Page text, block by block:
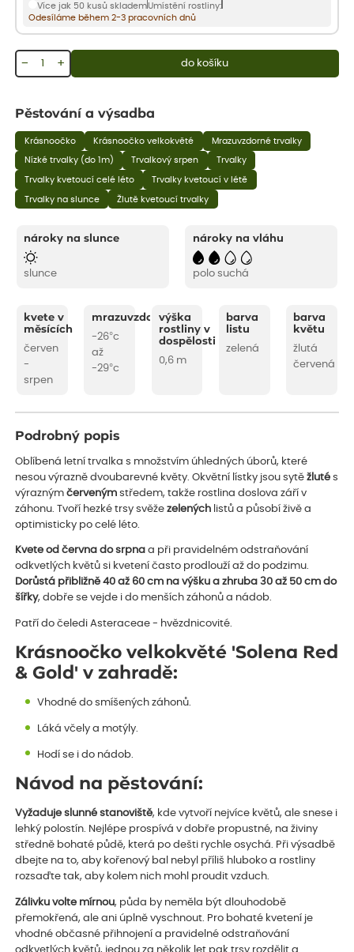
Více jak 50 kusů sklademUmístění rostliny:
Odesíláme během 2-3 pracovních dnů
+
− do košíku
Pěstování a výsadba
Krásnoočko Krásnoočko velkokvěté Mrazuvzdorné trvalky
Nízké trvalky (do 1m) Trvalkový srpen Trvalky
Trvalky kvetoucí celé léto Trvalky kvetoucí v létě
Trvalky na slunce Žlutě kvetoucí trvalky
nároky na slunce
slunce
nároky na vláhu
polo suchá
kvete v
měsících
červen
-
srpen
mrazuvzdornost
-26°c
až
-29°c
výška
rostliny v
dospělosti
0,6 m
barva
listu
zelená
barva
květu
žlutá
červená
Podrobný popis
Oblíbená letní trvalka s množstvím úhledných úborů, které
nesou výrazně dvoubarevné květy. Okvětní lístky jsou sytěžluté s
výraznýmčerveným středem, takže rostlina doslova září v
záhonu. Tvoří hezké trsy svěžezelených listů a působí živě a
optimisticky po celé léto.
Kvete od června do srpna a při pravidelném odstraňování
odkvetlých květů si kvetení často prodlouží až do podzimu.
Dorůstá přibližně 40 až 60 cm na výšku a zhruba 30 až 50 cm do
šířky, dobře se vejde i do menších záhonů a nádob.
Patří do čeledi Asteraceae - hvězdnicovité.
Krásnoočko velkokvěté 'Solena Red
& Gold' v zahradě:
Vhodné do smíšených záhonů.
Láká včely a motýly.
Hodí se i do nádob.
Návod na pěstování:
Vyžaduje slunné stanoviště, kde vytvoří nejvíce květů, ale snese i
lehký polostín. Nejlépe prospívá v dobře propustné, na živiny
středně bohaté půdě, která po dešti rychle osychá. Při výsadbě
dbejte na to, aby kořenový bal nebyl příliš hluboko a rostliny
rozsaďte tak, aby kolem nich mohl proudit vzduch.
Zálivku volte mírnou, půda by neměla být dlouhodobě
přemokřená, ale ani úplně vyschnout. Pro bohaté kvetení je
vhodné občasné přihnojení a pravidelné odstraňování
odkvetlých květů, jednou za několik let pak trsy rozdělit a